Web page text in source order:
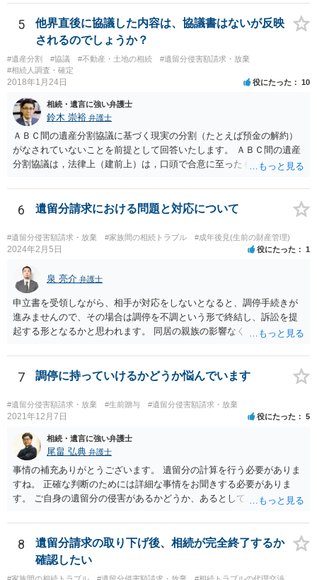
「廃除」は遺言でも可能です（民法８９３条）。 弁護士に具体的な事
情を話して相談して、「廃除」が可能か、実際に法律相談を受けるこ
とをお勧めします。
5
他界直後に協議した内容は、協議書はないが反映
されるのでしょうか？
#遺産分割 #協議 #不動産・土地の相続
#遺留分侵害額請求・放棄
#相続人調査・確定
2018年1月24日 役にたった 10
相続・遺言に強い弁護士
鈴木 崇裕 弁護士
ＡＢＣ間の遺産分割協議に基づく現実の分割（たとえば預金の解約）
がなされていないことを前提として回答いたします。 ＡＢＣ間の遺産
分割協議は，法律上（建前上）は，口頭で合意に至ったものであって
ん。 また，不動産の名義を移転するためには，遺産分割協議書への署
名捺印を得る必要があります。 したがって，残念ながら，「ＡＢＣ間
の遺産分割協議が有効に成立している」という前提に基づく主張は困
難と思われます。 「ＡＢＣ間の遺産分割協議は未了のまま，ＡとＢが
死亡し，二次相続が発生した」という前提に基づいて協議を進める必
議の内容を前提とした主張をすることが最も有利ですが，ＡＢの相続
人は応じない姿勢を示していることから，実現は困難だと思います。
主張としては維持しつつも，現実的な解決方法（遺産分割協議の落と
しどころ）としては，譲歩することを甘受しなければならないかもし
れません。
6 遺留分請求における問題と対応について
#遺留分侵害額請求・放棄 #家族間の相続トラブル #成年後見(生前の財産管理)
2024年2月5日 役にたった 1
泉 亮介 弁護士
申立書を受領しながら、相手が対応をしないとなると、調停手続きが
進みませんので、その場合は調停を不調という形で終結し、訴訟を提
起する形となるかと思われます。 同居の親族の影響なく、というのは
め、後からひっくり返すということは難しくなってくるかと思われま
す。 公開相談の場でのご相談については、どうしても限界が出てしま
7 調停に持っていけるかどうか悩んでいます
#遺留分侵害額請求・放棄 #生前贈与 #遺留分侵害額請求・放棄
2021年12月7日 役にたった 5
相続・遺言に強い弁護士
尾畠 弘典 弁護士
事情の補充ありがとうございます。 遺留分の計算を行う必要がありま
すね。 正確な判断のためには詳細な事情をお聞きする必要がありま
す。 ご自身の遺留分の侵害があるかどうか、あるとしてどの程度の金
相談されるのが良いと思います。
8
遺留分請求の取り下げ後、相続が完全終了するか
確認したい
#家族間の相続トラブル #遺留分侵害額請求・放棄 #相続トラブルの代理交渉